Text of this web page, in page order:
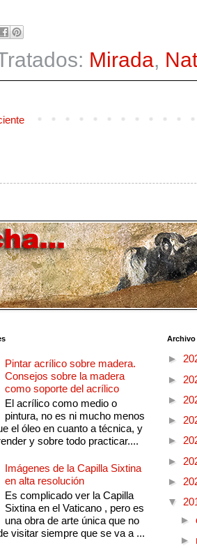
Mirada,
Pintar acrílico sobre madera.
Consejos sobre la madera
como soporte del acrílico
El acrílico como medio o
pintura, no es ni mucho menos
el óleo en cuanto a técnica, y
y sobre todo practicar....
Imágenes de la Capilla Sixtina
en alta resolución
Es complicado ver la Capilla
Sixtina en el Vaticano , pero es
una obra de arte única que no
visitar siempre que se va a ...
►
►
►
►
►
►
►
▼
►
►